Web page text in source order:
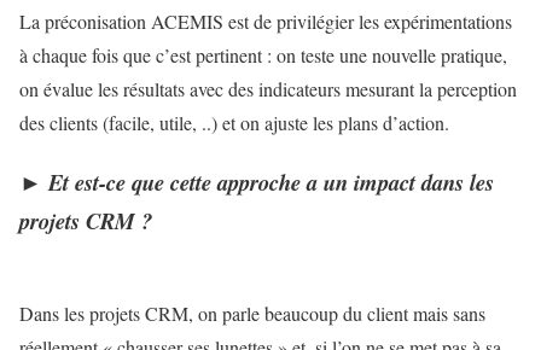
La préconisation ACEMIS est de privilégier les expérimentations
à chaque fois que c’est pertinent : on teste une nouvelle pratique,
on évalue les résultats avec des indicateurs mesurant la perception
des clients (facile, utile, ..) et on ajuste les plans d’action.
► Et est-ce que cette approche a un impact dans les
projets CRM ?
Dans les projets CRM, on parle beaucoup du client mais sans